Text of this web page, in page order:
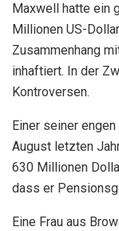
Maxwell hatte ein
Millionen US-
Zusammenhang
inhaftiert. In der
Kontroversen.
Einer seiner
August letzten
630 Millionen
dass er
Eine Frau aus